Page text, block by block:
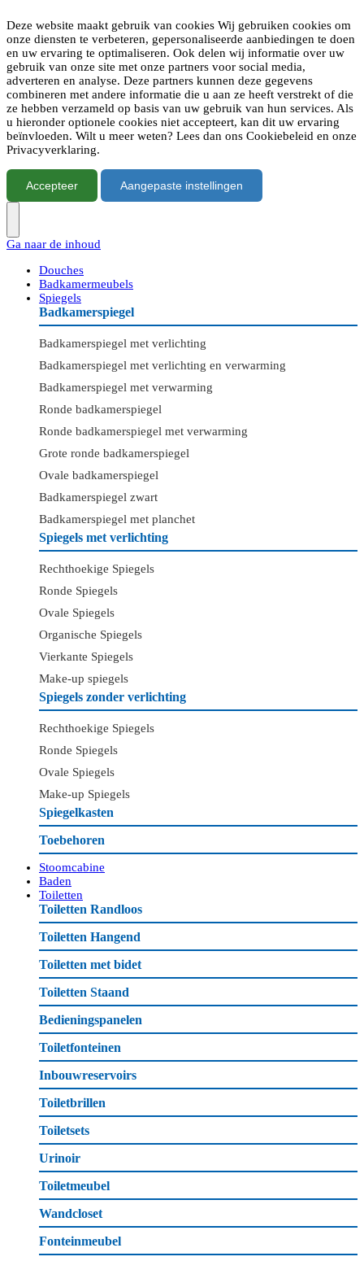
Deze website maakt gebruik van cookies Wij gebruiken cookies om
onze diensten te verbeteren, gepersonaliseerde aanbiedingen te doen
en uw ervaring te optimaliseren. Ook delen wij informatie over uw
gebruik van onze site met onze partners voor social media,
adverteren en analyse. Deze partners kunnen deze gegevens
combineren met andere informatie die u aan ze heeft verstrekt of die
ze hebben verzameld op basis van uw gebruik van hun services. Als
u hieronder optionele cookies niet accepteert, kan dit uw ervaring
beïnvloeden. Wilt u meer weten? Lees dan ons Cookiebeleid en onze
Privacyverklaring.
Accepteer Aangepaste instellingen
Ga naar de inhoud
Douches
Badkamermeubels
Spiegels
Badkamerspiegel
Badkamerspiegel met verlichting
Badkamerspiegel met verlichting en verwarming
Badkamerspiegel met verwarming
Ronde badkamerspiegel
Ronde badkamerspiegel met verwarming
Grote ronde badkamerspiegel
Ovale badkamerspiegel
Badkamerspiegel zwart
Badkamerspiegel met planchet
Spiegels met verlichting
Rechthoekige Spiegels
Ronde Spiegels
Ovale Spiegels
Organische Spiegels
Vierkante Spiegels
Make-up spiegels
Spiegels zonder verlichting
Rechthoekige Spiegels
Ronde Spiegels
Ovale Spiegels
Make-up Spiegels
Spiegelkasten
Toebehoren
Stoomcabine
Baden
Toiletten
Toiletten Randloos
Toiletten Hangend
Toiletten met bidet
Toiletten Staand
Bedieningspanelen
Toiletfonteinen
Inbouwreservoirs
Toiletbrillen
Toiletsets
Urinoir
Toiletmeubel
Wandcloset
Fonteinmeubel